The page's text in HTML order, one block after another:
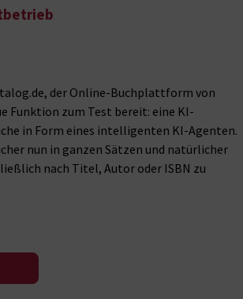
der Online-Buchplattform von
Funktion zum Test bereit: eine KI-
in Form eines intelligenten KI-Agenten.
nun in ganzen Sätzen und natürlicher
nach Titel, Autor oder ISBN zu